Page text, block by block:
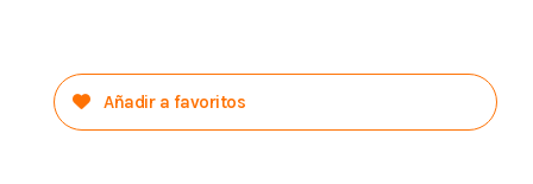
Añadir a favoritos